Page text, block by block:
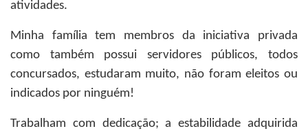
atividades.
Minha família tem membros da iniciativa privada
como também possui servidores públicos, todos
concursados, estudaram muito, não foram eleitos ou
indicados por ninguém!
Trabalham com dedicação; a estabilidade adquirida